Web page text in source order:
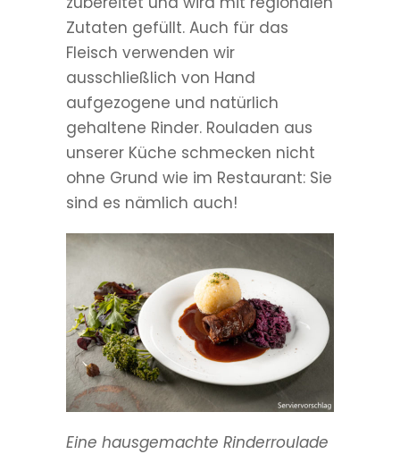
Zutaten gefüllt. Auch für das
Fleisch verwenden wir
ausschließlich von Hand
aufgezogene und natürlich
gehaltene Rinder. Rouladen aus
unserer Küche schmecken nicht
ohne Grund wie im Restaurant: Sie
sind es nämlich auch!
Eine hausgemachte Rinderroulade